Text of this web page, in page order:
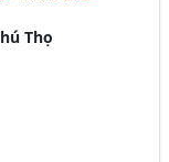
Thọ